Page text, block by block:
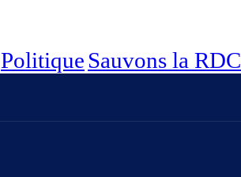
Politique Sauvons la RDC